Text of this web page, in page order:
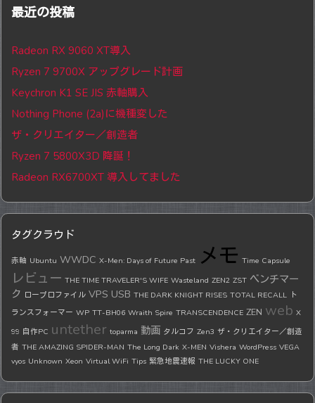
最近の投稿
Radeon RX 9060 XT導入
Ryzen 7 9700X アップグレード計画
Keychron K1 SE JIS 赤軸購入
Nothing Phone (2a)に機種変した
ザ・クリエイター／創造者
Ryzen 7 5800X3D 降誕！
Radeon RX6700XT 導入してました
タグクラウド
赤軸 Ubuntu WWDC X-Men: Days of Future Past メモ Time Capsule
レビュー THE TIME TRAVELER'S WIFE Wasteland ZEN2 ZST ベンチマー
ク ロープロファイル VPS USB THE DARK KNIGHT RISES TOTAL RECALL ト
ランスフォーマー WP TT-BH06 Wraith Spire TRANSCENDENCE ZEN web X
99 自作PC untether toparma 動画 タルコフ Zen3 ザ・クリエイター／創造
者 THE AMAZING SPIDER-MAN The Long Dark X-MEN Vishera WordPress VEGA
vyos Unknown Xeon Virtual WiFi Tips 緊急地震速報 THE LUCKY ONE